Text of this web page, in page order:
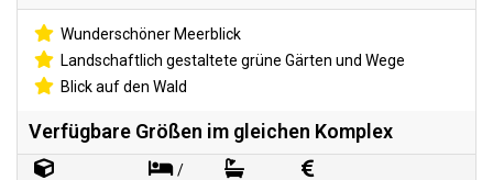
Wunderschöner Meerblick
Landschaftlich gestaltete grüne Gärten und Wege
Blick auf den Wald
Verfügbare Größen im gleichen Komplex
/